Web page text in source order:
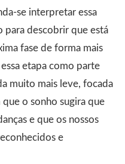
se interpretar essa
para descobrir que está
fase de forma mais
etapa como parte
muito mais leve, focada
o sonho sugira que
e que os nossos
e